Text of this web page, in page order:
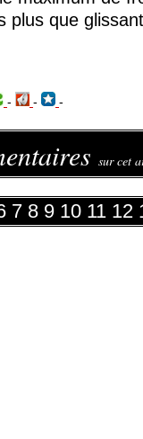
plus que
- - -
sur cet
7 8 9 10 11 12